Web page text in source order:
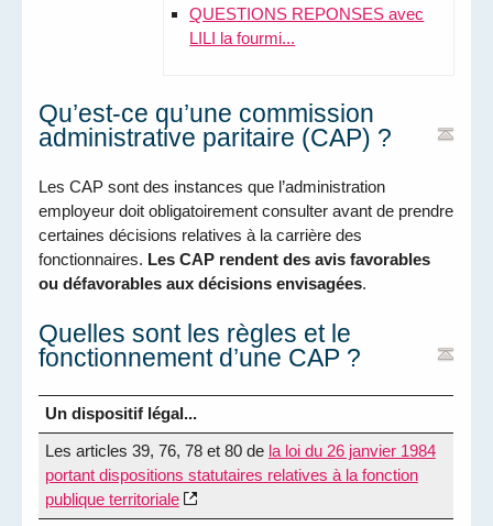
QUESTIONS REPONSES avec
LILI la fourmi...
Qu’est-ce qu’une commission
administrative paritaire (CAP) ?
Les CAP sont des instances que l’administration
employeur doit obligatoirement consulter avant de prendre
certaines décisions relatives à la carrière des
fonctionnaires. Les CAP rendent des avis favorables
ou défavorables aux décisions envisagées.
Quelles sont les règles et le
fonctionnement d’une CAP ?
Un dispositif légal...
Les articles 39, 76, 78 et 80 de la loi du 26 janvier 1984
portant dispositions statutaires relatives à la fonction
publique territoriale